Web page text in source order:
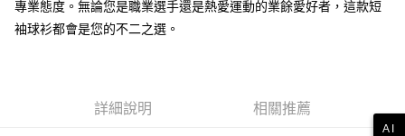
【注意事項】
1.本服務係由「台灣大哥大股份有限公司」（以下簡稱本公司）所提供，讓
用戶於交易時，得透過本服務購買商品或服務，並由商店將買賣／分期付款
由本公司與您本人進行分期帳單所需資料之確認、核對及更正。
3.完整用戶服務條款，請詳閱以下連結：
https://oppay.tw/userRule
ATM／網路銀行／等多元方式進行付款，方視為交易完成。
※ 請注意：結帳手續完成當下不需立刻繳費，但若您需要取消訂單，請聯絡
客戶支援中心」https://netprotections.freshdesk.com/support/home
專業態度。無論您是職業選手還是熱愛運動的業餘愛好者，這款短
袖球衫都會是您的不二之選。
詳細說明 相關推薦
AI